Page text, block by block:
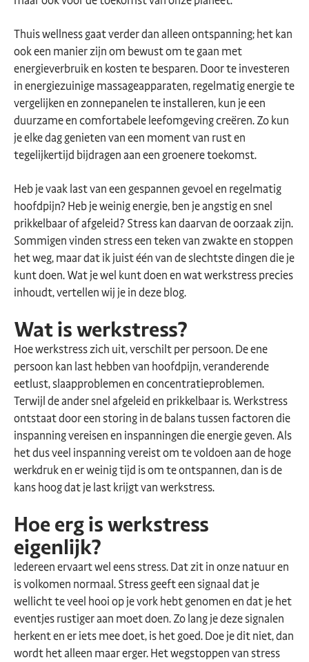
Thuis wellness gaat verder dan alleen ontspanning; het kan
ook een manier zijn om bewust om te gaan met
energieverbruik en kosten te besparen. Door te investeren
in energiezuinige massageapparaten, regelmatig energie te
vergelijken en zonnepanelen te installeren, kun je een
duurzame en comfortabele leefomgeving creëren. Zo kun
je elke dag genieten van een moment van rust en
tegelijkertijd bijdragen aan een groenere toekomst.
Heb je vaak last van een gespannen gevoel en regelmatig
hoofdpijn? Heb je weinig energie, ben je angstig en snel
prikkelbaar of afgeleid? Stress kan daarvan de oorzaak zijn.
Sommigen vinden stress een teken van zwakte en stoppen
het weg, maar dat ik juist één van de slechtste dingen die je
kunt doen. Wat je wel kunt doen en wat werkstress precies
inhoudt, vertellen wij je in deze blog.
Wat is werkstress?
Hoe werkstress zich uit, verschilt per persoon. De ene
persoon kan last hebben van hoofdpijn, veranderende
eetlust, slaapproblemen en concentratieproblemen.
Terwijl de ander snel afgeleid en prikkelbaar is. Werkstress
ontstaat door een storing in de balans tussen factoren die
inspanning vereisen en inspanningen die energie geven. Als
het dus veel inspanning vereist om te voldoen aan de hoge
werkdruk en er weinig tijd is om te ontspannen, dan is de
kans hoog dat je last krijgt van werkstress.
Hoe erg is werkstress
eigenlijk?
Iedereen ervaart wel eens stress. Dat zit in onze natuur en
is volkomen normaal. Stress geeft een signaal dat je
wellicht te veel hooi op je vork hebt genomen en dat je het
eventjes rustiger aan moet doen. Zo lang je deze signalen
herkent en er iets mee doet, is het goed. Doe je dit niet, dan
wordt het alleen maar erger. Het wegstoppen van stress